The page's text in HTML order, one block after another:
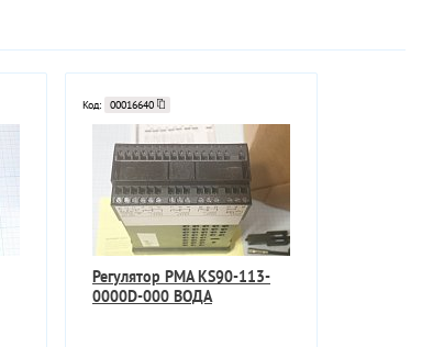
Код: 00016640
Регулятор PMA KS90-113-
0000D-000 ВОДА